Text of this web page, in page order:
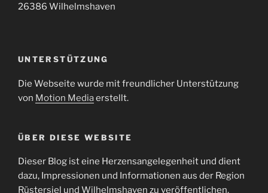
26386 Wilhelmshaven
UNTERSTÜTZUNG
Die Webseite wurde mit freundlicher Unterstützung
von Motion Mediaerstellt.
ÜBER DIESE WEBSITE
Dieser Blog ist eine Herzensangelegenheit und dient
dazu, Impressionen und Informationen aus der Region
Rüstersiel und Wilhelmshaven zu veröffentlichen.